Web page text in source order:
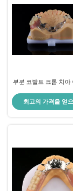
부분 코발트 크롬 치아
만에 배달
최고의 가격을 얻